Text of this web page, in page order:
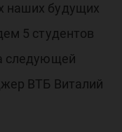
наших будущих
5 студентов
следующей
ВТБ Виталий